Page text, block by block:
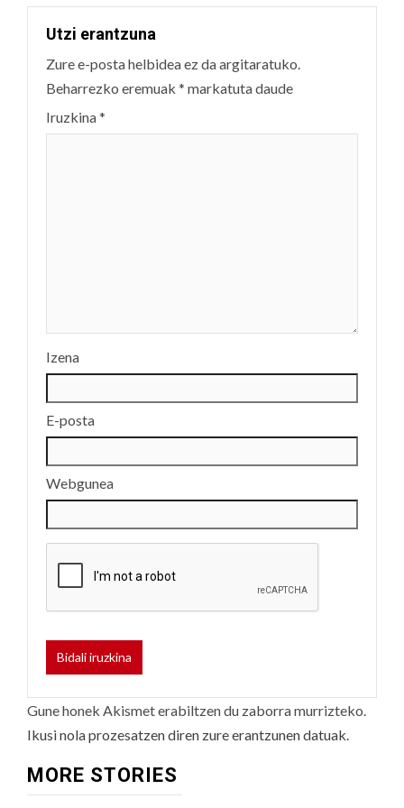
Utzi erantzuna
Zure e-posta helbidea ez da argitaratuko.
Beharrezko eremuak * markatuta daude
Iruzkina*
Izena
E-posta
Webgunea
Gune honek Akismet erabiltzen du zaborra murrizteko.
Ikusi nola prozesatzen diren zure erantzunen datuak.
MORE STORIES